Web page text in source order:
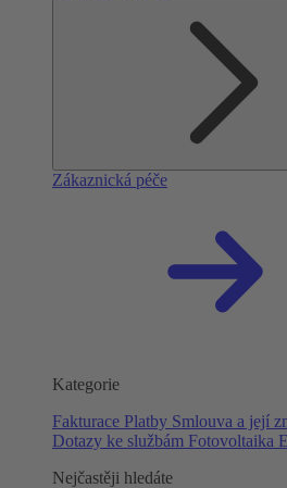
Zákaznická péče
Kategorie
Fakturace Platby Smlouva a její
Dotazy ke službám Fotovoltaika
Nejčastěji hledáte